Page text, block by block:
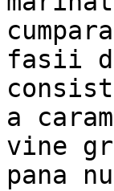
fasii
a
vine
pana